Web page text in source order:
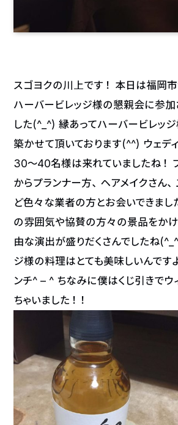
スゴヨクの川上です！ 本日は福岡
ハーバービレッジ様の懇親会に参加
した(^_^) 縁あってハーバービレッ
築かせて頂いております(^^) ウェデ
30〜40名様は来れていましたね！
からプランナー方、ヘアメイクさん
ど色々な業者の方とお会いできまし
の雰囲気や協賛の方々の景品をかけ
由な演出が盛りだくさんでしたね
ジ様の料理はとても美味しいんです
ンチ^ – ^ ちなみに僕はくじ引きでウ
ちゃいました！！